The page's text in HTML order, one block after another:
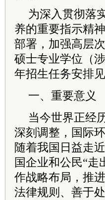
为深入贯彻落
养的重要指示精
部署，加强高层
硕士专业学位（
年招生任务安排
一、重要意义
当今世界正经
深刻调整，国际
随着我国日益走
国企业和公民“走
作战略布局，推
法律规则、善于